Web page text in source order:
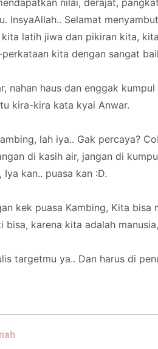
nilai, derajat,
InsyaAllah.. Selamat
latih jiwa dan pikiran kita,
kita dengan sangat
nahan haus dan enggak
kira-kira kata kyai Anwar.
lah iya.. Gak percaya?
di kasih air, jangan di
kan.. puasa kan :D.
kek puasa Kambing, Kita bisa
karena kita adalah
targetmu ya.. Dan harus di